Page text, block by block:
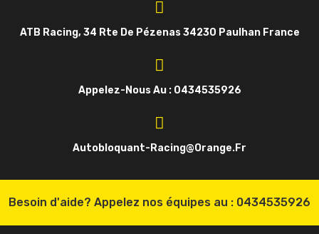
ATB Racing, 34 Rte De Pézenas 34230 Paulhan France
Appelez-Nous Au : 0434535926
Autobloquant-Racing@orange.fr
Besoin d'aide? Appelez nos équipes au : 0434535926